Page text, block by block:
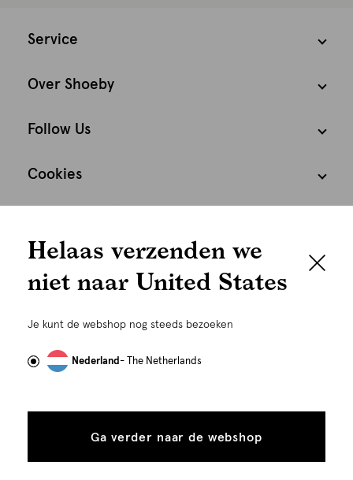
graag persoonlijk
gebruiken wij cookies en daarmee vergelijkbare
om advertenties te personaliseren...
tonen
toestaan
Service
Over Shoeby
Follow Us
Cookies
©Alle rechten voorbehouden. Shoeby 2026
Helaas verzenden we
niet naar United States
Je kunt de webshop nog steeds bezoeken
Nederland- The Netherlands
Ga verder naar de webshop